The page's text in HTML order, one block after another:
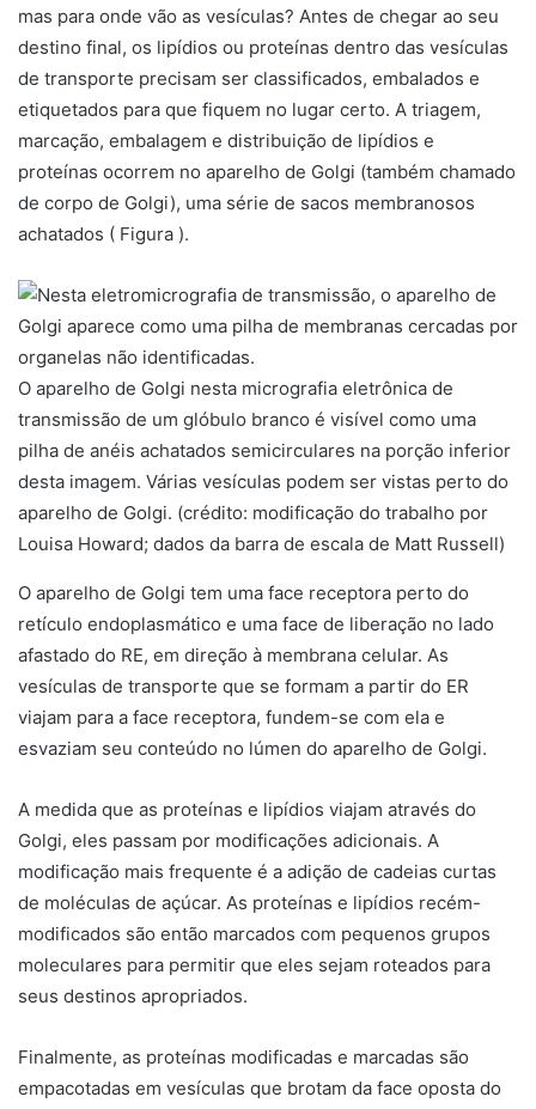
mas para onde vão as vesículas? Antes de chegar ao seu
destino final, os lipídios ou proteínas dentro das vesículas
de transporte precisam ser classificados, embalados e
etiquetados para que fiquem no lugar certo. A triagem,
marcação, embalagem e distribuição de lipídios e
proteínas ocorrem no aparelho de Golgi (também chamado
de corpo de Golgi), uma série de sacos membranosos
achatados ( Figura ).
O aparelho de Golgi nesta micrografia eletrônica de
transmissão de um glóbulo branco é visível como uma
pilha de anéis achatados semicirculares na porção inferior
desta imagem. Várias vesículas podem ser vistas perto do
aparelho de Golgi. (crédito: modificação do trabalho por
Louisa Howard; dados da barra de escala de Matt Russell)
O aparelho de Golgi tem uma face receptora perto do
retículo endoplasmático e uma face de liberação no lado
afastado do RE, em direção à membrana celular. As
vesículas de transporte que se formam a partir do ER
viajam para a face receptora, fundem-se com ela e
esvaziam seu conteúdo no lúmen do aparelho de Golgi.
A medida que as proteínas e lipídios viajam através do
Golgi, eles passam por modificações adicionais. A
modificação mais frequente é a adição de cadeias curtas
de moléculas de açúcar. As proteínas e lipídios recém-
modificados são então marcados com pequenos grupos
moleculares para permitir que eles sejam roteados para
seus destinos apropriados.
Finalmente, as proteínas modificadas e marcadas são
empacotadas em vesículas que brotam da face oposta do